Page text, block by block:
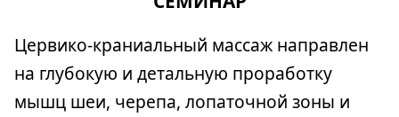
Цервико-краниальный массаж направлен
на глубокую и детальную проработку
мышц шеи, черепа, лопаточной зоны и